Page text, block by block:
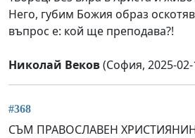
Него, губим Божия образ
въпрос е: кой ще преподава?!
Николай Веков(София, 2025-
#368
СЪМ ПРАВОСЛАВЕН